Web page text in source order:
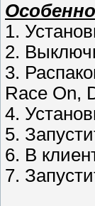
1.
2.
3.
Race On,
4.
5.
6. В
7.